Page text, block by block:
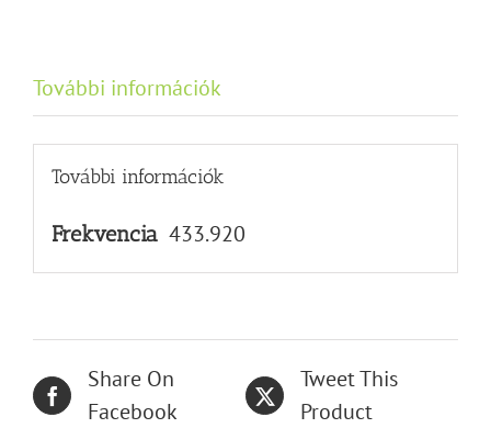
További információk
További információk
Frekvencia 433.920
Share On
Facebook
Tweet This
Product